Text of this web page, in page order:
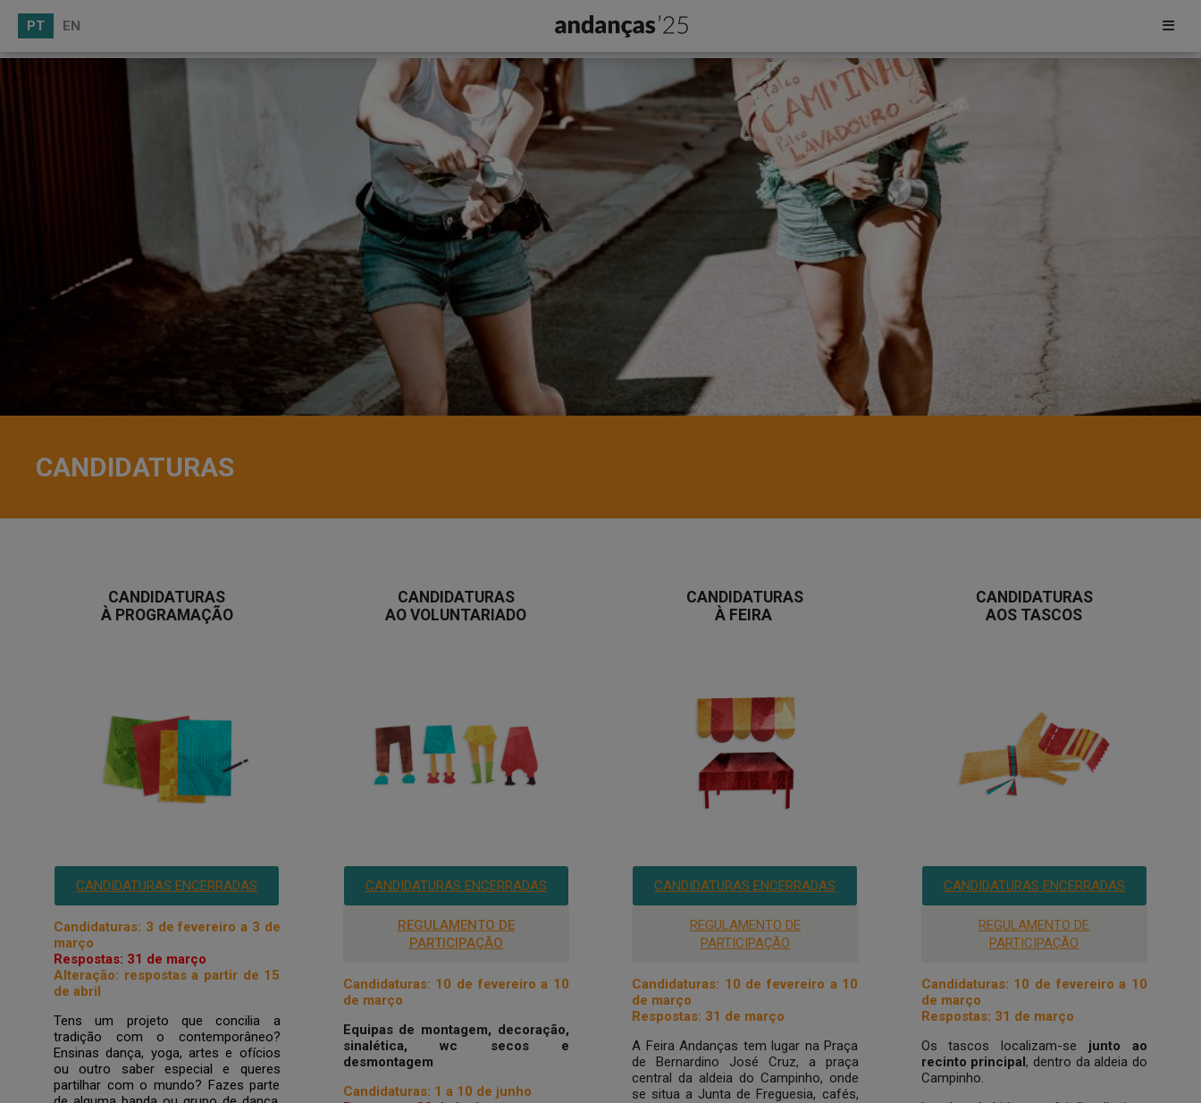
PT EN
CANDIDATURAS
CANDIDATURAS
À PROGRAMAÇÃO
CANDIDATURAS ENCERRADAS
Candidaturas: 3 de fevereiro a 3 de
março
Respostas: 31 de março
Alteração: respostas a partir de 15
de abril
Tens um projeto que concilia a
tradição com o contemporâneo?
Ensinas dança, yoga, artes e ofícios
ou outro saber especial e queres
partilhar com o mundo? Fazes parte
CANDIDATURAS
AO VOLUNTARIADO
CANDIDATURAS ENCERRADAS
REGULAMENTO DE
PARTICIPAÇÃO
Candidaturas: 10 de fevereiro a 10
de março
Equipas de montagem, decoração,
sinalética, wc secos e
desmontagem
Candidaturas: 1 a 10 de junho
CANDIDATURAS
À FEIRA
CANDIDATURAS ENCERRADAS
REGULAMENTO DE
PARTICIPAÇÃO
Candidaturas: 10 de fevereiro a 10
de março
Respostas: 31 de março
A Feira Andanças tem lugar na Praça
de Bernardino José Cruz, a praça
central da aldeia do Campinho, onde
se situa a Junta de Freguesia, cafés,
CANDIDATURAS
AOS TASCOS
CANDIDATURAS ENCERRADAS
REGULAMENTO DE
PARTICIPAÇÃO
Candidaturas: 10 de fevereiro a 10
de março
Respostas: 31 de março
Os tascos localizam-se junto ao
recinto principal, dentro da aldeia do
Campinho.